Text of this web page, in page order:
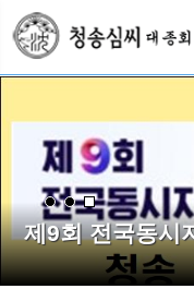
제9회 전국동시